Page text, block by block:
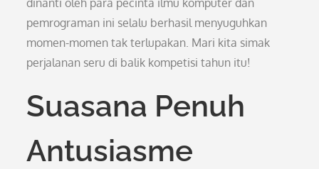
dinanti oleh para pecinta ilmu komputer dan
pemrograman ini selalu berhasil menyuguhkan
momen-momen tak terlupakan. Mari kita simak
perjalanan seru di balik kompetisi tahun itu!
Suasana Penuh
Antusiasme